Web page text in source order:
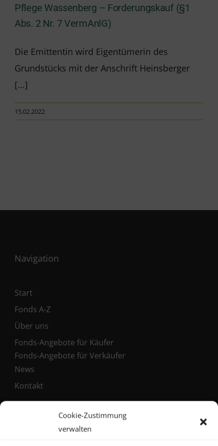
Cookie-Zustimmung
verwalten
Pflege Wassenberg – Forderungskauf (§1
Abs. 2 Nr. 7 VermAnlG)
Die Emittentin wird Eigentümerin des
Grundstücks mit der Anschrift Heinsberger
[...]
15.02.2022
Navigation
Start
Fonds A-Z
Über uns
Fonds-Angebote für Käufer
Fonds-Angebote für Verkäufer
News
Kontakt